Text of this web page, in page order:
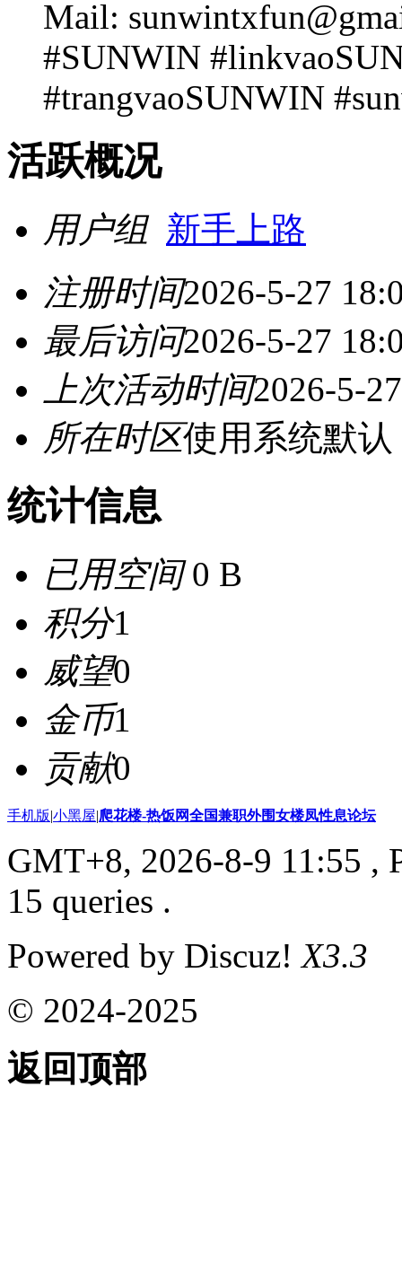
Mail:
#SUNWIN
#trangvaoSUNWIN
活跃概况
用户组 新手上路
注册时间2026-5-27
最后访问2026-5-27
上次活动时间2026-5-
所在时区使用系统默认
统计信息
已用空间0 B
积分1
威望0
金币1
贡献0
手机版|小黑屋|爬花楼-热饭网全国兼职外围女楼凤性息论坛
GMT+8, 2026-8-9 11:55 ,
15 queries .
Powered by Discuz!X3.3
© 2024-2025
返回顶部